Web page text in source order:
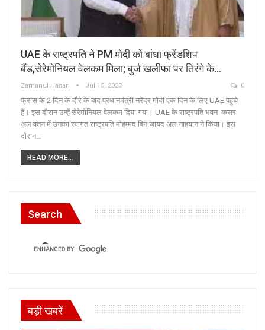
UAE के राष्ट्रपति ने PM मोदी को बांधा फ्रेंडशिप
बैंड,सेरेमोनियल वेलकम मिला; बुर्ज खलीफा पर तिरंगे के…
Zamanul Hasan Jul 15, 2023 0
फ्रांस के 2 दिन के दौरे के बाद प्रधानमंत्री नरेंद्र मोदी एक दिन के लिए UAE पहुंचे
हैं। इस दौरान उन्हें सेरेमोनियल वेलकम दिया गया। UAE के राष्ट्रपति भवन कसर
अल वतन में उनका स्वागत राष्ट्रपति मोहम्मद बिन जायद अल नाहयान ने किया। इस
दौरान…
READ MORE...
Search
बड़ी खबरें